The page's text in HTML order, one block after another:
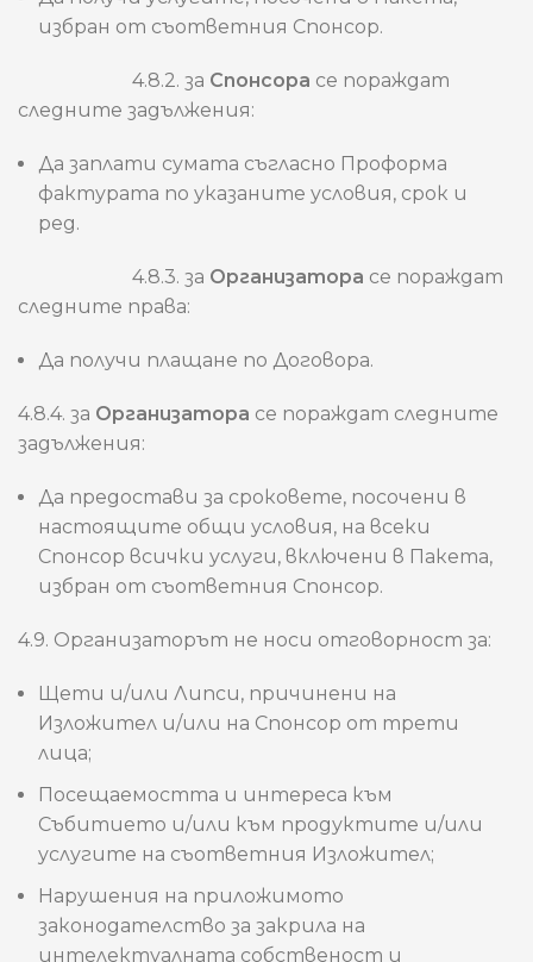
избран от съответния Спонсор.
4.8.2. за Спонсора се пораждат
следните задължения:
Да заплати сумата съгласно Проформа
фактурата по указаните условия, срок и
ред.
4.8.3. за Организатора се пораждат
следните права:
Да получи плащане по Договора.
4.8.4. за Организатора се пораждат следните
задължения:
Да предостави за сроковете, посочени в
настоящите общи условия, на всеки
Спонсор всички услуги, включени в Пакета,
избран от съответния Спонсор.
4.9. Организаторът не носи отговорност за:
Щети и/или Липси, причинени на
Изложител и/или на Спонсор от трети
лица;
Посещаемостта и интереса към
Събитието и/или към продуктите и/или
услугите на съответния Изложител;
Нарушения на приложимото
законодателство за закрила на
интелектуалната собственост и